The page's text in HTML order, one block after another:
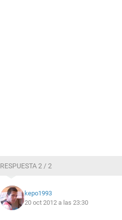
RESPUESTA 2 / 2
kepo1993
20 oct 2012 a las 23:30